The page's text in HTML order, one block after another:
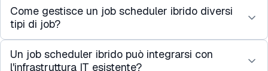
Facilita la pianificazione e l'esecuzione di vari tipi
di job, tra cui elaborazione batch, attività in tempo
reale e job guidati dagli eventi, in modo unificato.
I scheduler tradizionali si concentrano
principalmente sull'elaborazione batch, eseguendo
attività a intervalli o orari predeterminati. Al
contrario, i scheduler ibridi sono più versatili,
Come gestisce un job scheduler ibrido diversi
tipi di job?
I job scheduler ibridi sfruttano una combinazione
Un job scheduler ibrido può integrarsi con
l'infrastruttura IT esistente?